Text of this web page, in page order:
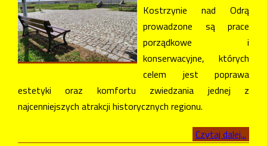
Kostrzynie nad Odrą
prowadzone są prace
porządkowe i
konserwacyjne, których
celem jest poprawa
estetyki oraz komfortu zwiedzania jednej z
najcenniejszych atrakcji historycznych regionu.
Czytaj dalej...